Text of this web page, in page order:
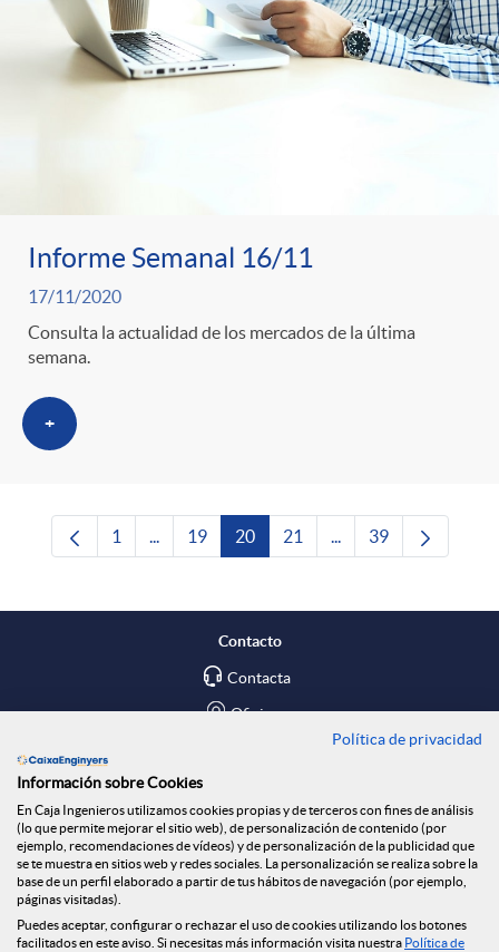
Informe Semanal 16/11
17/11/2020
Consulta la actualidad de los mercados de la última
semana.
+
Página
1 ...Páginas intermedias Use TAB para
Página
19 Página
20 Página
21 ...Páginas intermedias
Página
39
Contacto
Contacta
Oficinas
Blog
Social
Tablón de anuncios
Seguridad Online
Política de privacidad
Información sobre Cookies
En Caja Ingenieros utilizamos cookies propias y de terceros con fines de análisis
(lo que permite mejorar el sitio web), de personalización de contenido (por
ejemplo, recomendaciones de vídeos) y de personalización de la publicidad que
se te muestra en sitios web y redes sociales. La personalización se realiza sobre la
base de un perfil elaborado a partir de tus hábitos de navegación (por ejemplo,
páginas visitadas).
Puedes aceptar, configurar o rechazar el uso de cookies utilizando los botones
facilitados en este aviso. Si necesitas más información visita nuestra Política de